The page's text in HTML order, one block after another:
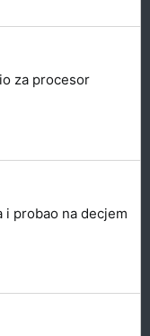
za procesor
probao na decjem